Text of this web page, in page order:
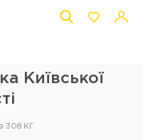
Київської
308 КГ